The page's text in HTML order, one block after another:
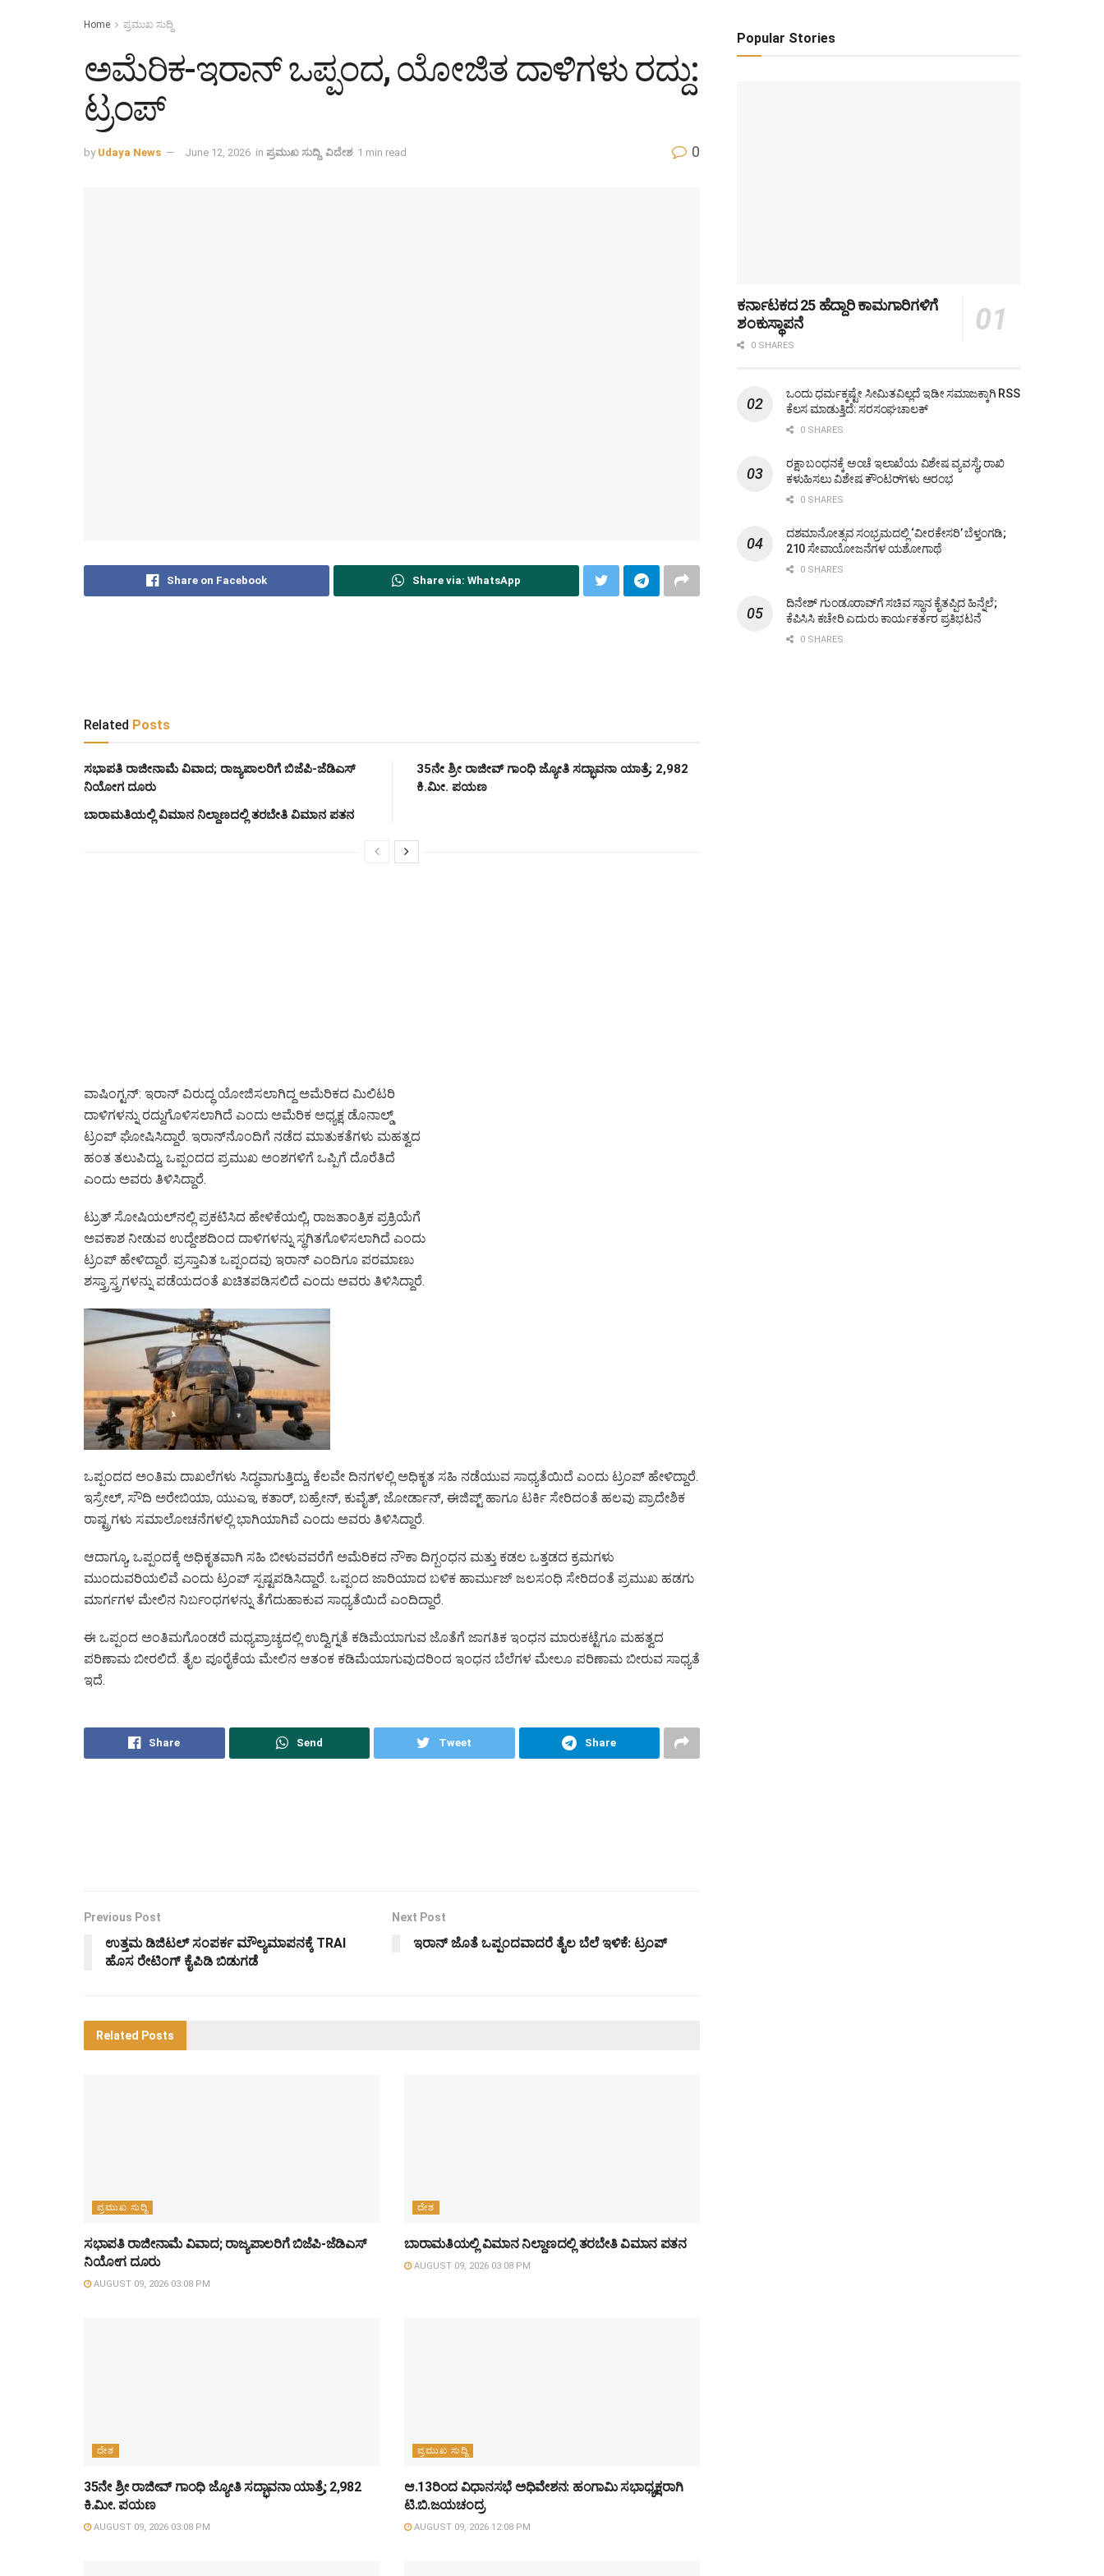
Home ಪ್ರಮುಖ ಸುದ್ದಿ
ಅಮೆರಿಕ-ಇರಾನ್ ಒಪ್ಪಂದ, ಯೋಜಿತ ದಾಳಿಗಳು ರದ್ದು:
ಟ್ರಂಪ್
by Udaya News June 12, 2026 in ಪ್ರಮುಖ ಸುದ್ದಿ ವಿದೇಶ 1 min read 0
Share on Facebook Share via: WhatsApp
Related Posts
ಸಭಾಪತಿ ರಾಜೀನಾಮೆ ವಿವಾದ; ರಾಜ್ಯಪಾಲರಿಗೆ ಬಿಜೆಪಿ-ಜೆಡಿಎಸ್
ನಿಯೋಗ ದೂರು
ಬಾರಾಮತಿಯಲ್ಲಿ ವಿಮಾನ ನಿಲ್ದಾಣದಲ್ಲಿ ತರಬೇತಿ ವಿಮಾನ ಪತನ
35ನೇ ಶ್ರೀ ರಾಜೀವ್ ಗಾಂಧಿ ಜ್ಯೋತಿ ಸದ್ಭಾವನಾ ಯಾತ್ರೆ; 2,982
ಕಿ.ಮೀ. ಪಯಣ
ವಾಷಿಂಗ್ಟನ್: ಇರಾನ್ ವಿರುದ್ಧ ಯೋಜಿಸಲಾಗಿದ್ದ ಅಮೆರಿಕದ ಮಿಲಿಟರಿ
ದಾಳಿಗಳನ್ನು ರದ್ದುಗೊಳಿಸಲಾಗಿದೆ ಎಂದು ಅಮೆರಿಕ ಅಧ್ಯಕ್ಷ ಡೊನಾಲ್ಡ್
ಟ್ರಂಪ್ ಘೋಷಿಸಿದ್ದಾರೆ. ಇರಾನ್‌ನೊಂದಿಗೆ ನಡೆದ ಮಾತುಕತೆಗಳು ಮಹತ್ವದ
ಹಂತ ತಲುಪಿದ್ದು, ಒಪ್ಪಂದದ ಪ್ರಮುಖ ಅಂಶಗಳಿಗೆ ಒಪ್ಪಿಗೆ ದೊರೆತಿದೆ
ಎಂದು ಅವರು ತಿಳಿಸಿದ್ದಾರೆ.
ಟ್ರುತ್ ಸೋಷಿಯಲ್‌ನಲ್ಲಿ ಪ್ರಕಟಿಸಿದ ಹೇಳಿಕೆಯಲ್ಲಿ, ರಾಜತಾಂತ್ರಿಕ ಪ್ರಕ್ರಿಯೆಗೆ
ಅವಕಾಶ ನೀಡುವ ಉದ್ದೇಶದಿಂದ ದಾಳಿಗಳನ್ನು ಸ್ಥಗಿತಗೊಳಿಸಲಾಗಿದೆ ಎಂದು
ಟ್ರಂಪ್ ಹೇಳಿದ್ದಾರೆ. ಪ್ರಸ್ತಾವಿತ ಒಪ್ಪಂದವು ಇರಾನ್ ಎಂದಿಗೂ ಪರಮಾಣು
ಶಸ್ತ್ರಾಸ್ತ್ರಗಳನ್ನು ಪಡೆಯದಂತೆ ಖಚಿತಪಡಿಸಲಿದೆ ಎಂದು ಅವರು ತಿಳಿಸಿದ್ದಾರೆ.
ಒಪ್ಪಂದದ ಅಂತಿಮ ದಾಖಲೆಗಳು ಸಿದ್ಧವಾಗುತ್ತಿದ್ದು, ಕೆಲವೇ ದಿನಗಳಲ್ಲಿ ಅಧಿಕೃತ ಸಹಿ ನಡೆಯುವ ಸಾಧ್ಯತೆಯಿದೆ ಎಂದು ಟ್ರಂಪ್ ಹೇಳಿದ್ದಾರೆ.
ಇಸ್ರೇಲ್, ಸೌದಿ ಅರೇಬಿಯಾ, ಯುಎಇ, ಕತಾರ್, ಬಹ್ರೇನ್, ಕುವೈತ್, ಜೋರ್ಡಾನ್, ಈಜಿಪ್ಟ್ ಹಾಗೂ ಟರ್ಕಿ ಸೇರಿದಂತೆ ಹಲವು ಪ್ರಾದೇಶಿಕ
ರಾಷ್ಟ್ರಗಳು ಸಮಾಲೋಚನೆಗಳಲ್ಲಿ ಭಾಗಿಯಾಗಿವೆ ಎಂದು ಅವರು ತಿಳಿಸಿದ್ದಾರೆ.
ಆದಾಗ್ಯೂ, ಒಪ್ಪಂದಕ್ಕೆ ಅಧಿಕೃತವಾಗಿ ಸಹಿ ಬೀಳುವವರೆಗೆ ಅಮೆರಿಕದ ನೌಕಾ ದಿಗ್ಬಂಧನ ಮತ್ತು ಕಡಲ ಒತ್ತಡದ ಕ್ರಮಗಳು
ಮುಂದುವರಿಯಲಿವೆ ಎಂದು ಟ್ರಂಪ್ ಸ್ಪಷ್ಟಪಡಿಸಿದ್ದಾರೆ. ಒಪ್ಪಂದ ಜಾರಿಯಾದ ಬಳಿಕ ಹಾರ್ಮುಜ್ ಜಲಸಂಧಿ ಸೇರಿದಂತೆ ಪ್ರಮುಖ ಹಡಗು
ಮಾರ್ಗಗಳ ಮೇಲಿನ ನಿರ್ಬಂಧಗಳನ್ನು ತೆಗೆದುಹಾಕುವ ಸಾಧ್ಯತೆಯಿದೆ ಎಂದಿದ್ದಾರೆ.
ಈ ಒಪ್ಪಂದ ಅಂತಿಮಗೊಂಡರೆ ಮಧ್ಯಪ್ರಾಚ್ಯದಲ್ಲಿ ಉದ್ವಿಗ್ನತೆ ಕಡಿಮೆಯಾಗುವ ಜೊತೆಗೆ ಜಾಗತಿಕ ಇಂಧನ ಮಾರುಕಟ್ಟೆಗೂ ಮಹತ್ವದ
ಪರಿಣಾಮ ಬೀರಲಿದೆ. ತೈಲ ಪೂರೈಕೆಯ ಮೇಲಿನ ಆತಂಕ ಕಡಿಮೆಯಾಗುವುದರಿಂದ ಇಂಧನ ಬೆಲೆಗಳ ಮೇಲೂ ಪರಿಣಾಮ ಬೀರುವ ಸಾಧ್ಯತೆ
ಇದೆ.
Share Send Tweet Share
Previous Post
ಉತ್ತಮ ಡಿಜಿಟಲ್ ಸಂಪರ್ಕ ಮೌಲ್ಯಮಾಪನಕ್ಕೆ TRAI
ಹೊಸ ರೇಟಿಂಗ್ ಕೈಪಿಡಿ ಬಿಡುಗಡೆ
Next Post
ಇರಾನ್ ಜೊತೆ ಒಪ್ಪಂದವಾದರೆ ತೈಲ ಬೆಲೆ ಇಳಿಕೆ: ಟ್ರಂಪ್
Related Posts
ಪ್ರಮುಖ ಸುದ್ದಿ
ಸಭಾಪತಿ ರಾಜೀನಾಮೆ ವಿವಾದ; ರಾಜ್ಯಪಾಲರಿಗೆ ಬಿಜೆಪಿ-ಜೆಡಿಎಸ್
ನಿಯೋಗ ದೂರು
AUGUST 09, 2026 03:08 PM
ದೇಶ
ಬಾರಾಮತಿಯಲ್ಲಿ ವಿಮಾನ ನಿಲ್ದಾಣದಲ್ಲಿ ತರಬೇತಿ ವಿಮಾನ ಪತನ
AUGUST 09, 2026 03:08 PM
ದೇಶ
35ನೇ ಶ್ರೀ ರಾಜೀವ್ ಗಾಂಧಿ ಜ್ಯೋತಿ ಸದ್ಭಾವನಾ ಯಾತ್ರೆ; 2,982
ಕಿ.ಮೀ. ಪಯಣ
AUGUST 09, 2026 03:08 PM
ಪ್ರಮುಖ ಸುದ್ದಿ
ಆ.13ರಿಂದ ವಿಧಾನಸಭೆ ಅಧಿವೇಶನ: ಹಂಗಾಮಿ ಸಭಾಧ್ಯಕ್ಷರಾಗಿ
ಟಿ.ಬಿ.ಜಯಚಂದ್ರ
AUGUST 09, 2026 12:08 PM
Popular Stories
ಕರ್ನಾಟಕದ 25 ಹೆದ್ದಾರಿ ಕಾಮಗಾರಿಗಳಿಗೆ
ಶಂಕುಸ್ಥಾಪನೆ
0 SHARES
ಒಂದು ಧರ್ಮಕ್ಕಷ್ಟೇ ಸೀಮಿತವಿಲ್ಲದೆ ಇಡೀ ಸಮಾಜಕ್ಕಾಗಿ RSS
ಕೆಲಸ ಮಾಡುತ್ತಿದೆ: ಸರಸಂಘಚಾಲಕ್
0 SHARES
ರಕ್ಷಾ ಬಂಧನಕ್ಕೆ ಅಂಚೆ ಇಲಾಖೆಯ ವಿಶೇಷ ವ್ಯವಸ್ಥೆ; ರಾಖಿ
ಕಳುಹಿಸಲು ವಿಶೇಷ ಕೌಂಟರ್‌ಗಳು ಆರಂಭ
0 SHARES
ದಶಮಾನೋತ್ಸವ ಸಂಭ್ರಮದಲ್ಲಿ ‘ವೀರಕೇಸರಿ’ ಬೆಳ್ತಂಗಡಿ;
210 ಸೇವಾಯೋಜನೆಗಳ ಯಶೋಗಾಥೆ
0 SHARES
ದಿನೇಶ್ ಗುಂಡೂರಾವ್‌ಗೆ ಸಚಿವ ಸ್ಥಾನ ಕೈತಪ್ಪಿದ ಹಿನ್ನೆಲೆ;
ಕೆಪಿಸಿಸಿ ಕಚೇರಿ ಎದುರು ಕಾರ್ಯಕರ್ತರ ಪ್ರತಿಭಟನೆ
0 SHARES